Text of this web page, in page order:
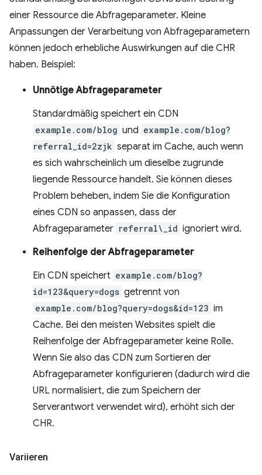
einer Ressource die Abfrageparameter. Kleine
Anpassungen der Verarbeitung von Abfrageparametern
können jedoch erhebliche Auswirkungen auf die CHR
haben. Beispiel:
Unnötige Abfrageparameter
Standardmäßig speichert ein CDN
example.com/blog und example.com/blog?
referral_id=2zjk separat im Cache, auch wenn
es sich wahrscheinlich um dieselbe zugrunde
liegende Ressource handelt. Sie können dieses
Problem beheben, indem Sie die Konfiguration
eines CDN so anpassen, dass der
Abfrageparameter referral\_id ignoriert wird.
Reihenfolge der Abfrageparameter
Ein CDN speichert example.com/blog?
id=123&query=dogs getrennt von
example.com/blog?query=dogs&id=123 im
Cache. Bei den meisten Websites spielt die
Reihenfolge der Abfrageparameter keine Rolle.
Wenn Sie also das CDN zum Sortieren der
Abfrageparameter konfigurieren (dadurch wird die
URL normalisiert, die zum Speichern der
Serverantwort verwendet wird), erhöht sich der
CHR.
Variieren